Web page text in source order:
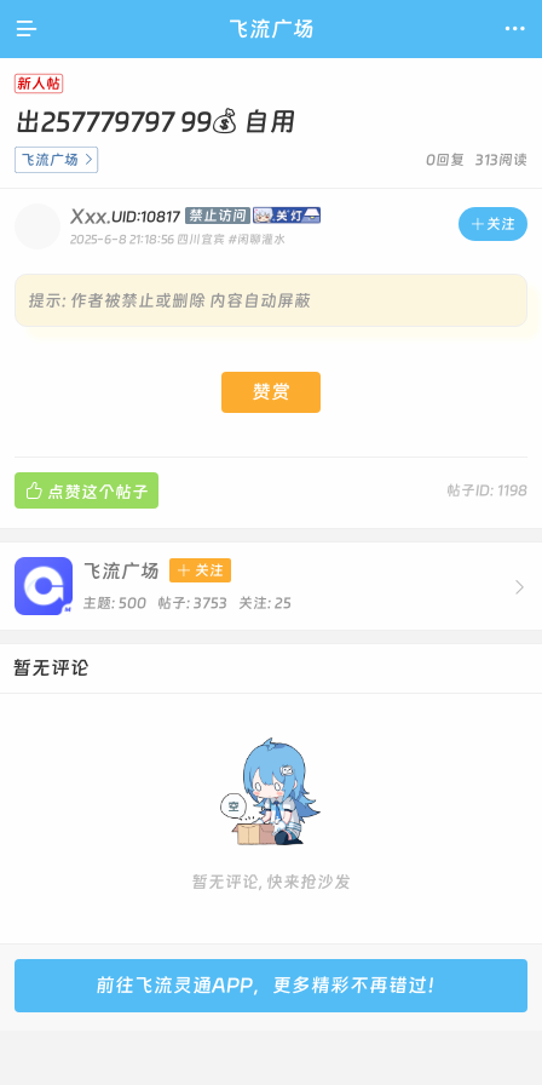
 飞流广场 
新人帖
出257779797 99💰 自用
0回复 313阅读
飞流广场 
 关注
Xxx.UID:10817 禁止访问
2025-6-8 21:18:56 四川宜宾 #闲聊灌水
提示: 作者被禁止或删除 内容自动屏蔽
赞赏
帖子ID: 1198
 点赞这个帖子

飞流广场  关注
主题: 500 帖子: 3753 关注: 25
暂无评论
暂无评论, 快来抢沙发
前往飞流灵通APP，更多精彩不再错过！